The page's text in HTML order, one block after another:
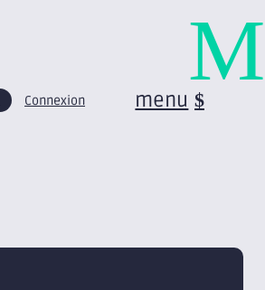
Connexion menu
M